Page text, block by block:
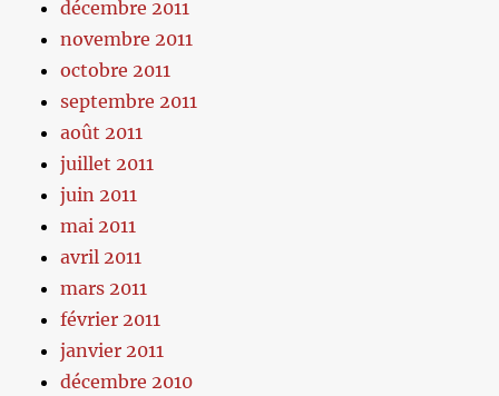
décembre 2011
novembre 2011
octobre 2011
septembre 2011
août 2011
juillet 2011
juin 2011
mai 2011
avril 2011
mars 2011
février 2011
janvier 2011
décembre 2010